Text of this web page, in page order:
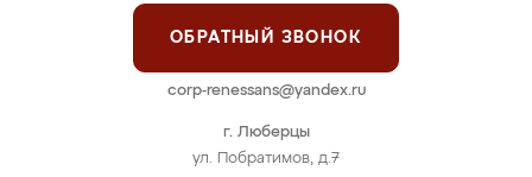
г. Люберцы
ул. Побратимов, д.7
ОБРАТНЫЙ ЗВОНОК
corp-renessans@yandex.ru